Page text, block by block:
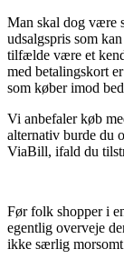
Man skal dog være
udsalgspris som
tilfælde være et
med betalingskort
som køber imod
Vi anbefaler køb
alternativ burde du
ViaBill, ifald du
Før folk shopper i
egentlig overveje
ikke særlig